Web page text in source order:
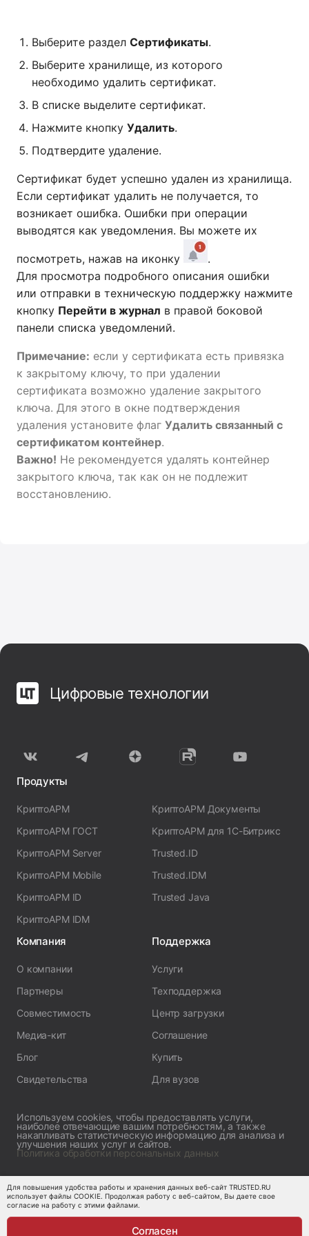
а
Выберите раздел Сертификаты.
Выберите хранилище, из которого
необходимо удалить сертификат.
В списке выделите сертификат.
Нажмите кнопку Удалить.
Подтвердите удаление.
Сертификат будет успешно удален из хранилища.
Если сертификат удалить не получается, то
возникает ошибка. Ошибки при операции
выводятся как уведомления. Вы можете их
посмотреть, нажав на иконку
.
Для просмотра подробного описания ошибки
или отправки в техническую поддержку нажмите
кнопку Перейти в журнал в правой боковой
панели списка уведомлений.
Примечание: если у сертификата есть привязка
к закрытому ключу, то при удалении
сертификата возможно удаление закрытого
ключа. Для этого в окне подтверждения
удаления установите флаг Удалить связанный с
сертификатом контейнер.
Важно! Не рекомендуется удалять контейнер
закрытого ключа, так как он не подлежит
восстановлению.
Для повышения удобства работы и хранения данных веб-сайт TRUSTED.RU
использует файлы COOKIE. Продолжая работу с веб-сайтом, Вы даете свое
согласие на работу с этими файлами.
Согласен
Цифровые технологии
Продукты
КриптоАРМ
КриптоАРМ ГОСТ
КриптоАРМ Server
КриптоАРМ Mobile
КриптоАРМ ID
КриптоАРМ IDM
КриптоАРМ Документы
КриптоАРМ для 1С-Битрикс
Trusted.ID
Trusted.IDM
Trusted Java
Компания
О компании
Партнеры
Совместимость
Медиа-кит
Блог
Свидетельства
Поддержка
Услуги
Техподдержка
Центр загрузки
Соглашение
Купить
Для вузов
Используем cookies, чтобы предоставлять услуги,
наиболее отвечающие вашим потребностям, а также
накапливать статистическую информацию для анализа и
улучшения наших услуг и сайтов.
Политика обработки персональных данных
© 1999–2026 ООО «Цифровые технологии»